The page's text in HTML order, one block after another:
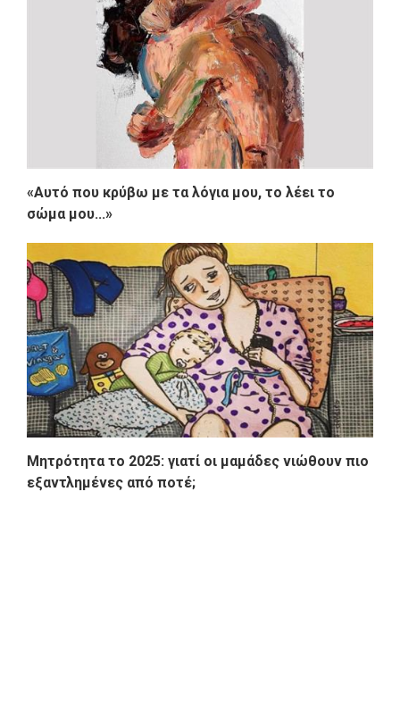
«Αυτό που κρύβω με τα λόγια μου, το λέει το
σώμα μου...»
Μητρότητα το 2025: γιατί οι μαμάδες νιώθουν πιο
εξαντλημένες από ποτέ;